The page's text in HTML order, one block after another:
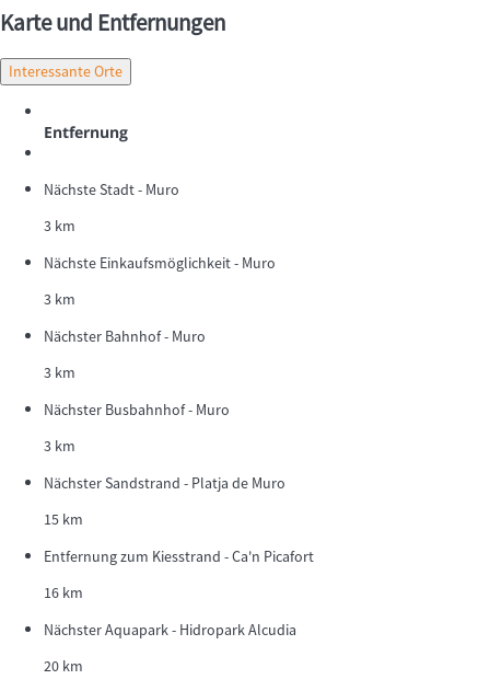
Karte und Entfernungen
Interessante Orte
Entfernung
Nächste Stadt - Muro
3 km
Nächste Einkaufsmöglichkeit - Muro
3 km
Nächster Bahnhof - Muro
3 km
Nächster Busbahnhof - Muro
3 km
Nächster Sandstrand - Platja de Muro
15 km
Entfernung zum Kiesstrand - Ca'n Picafort
16 km
Nächster Aquapark - Hidropark Alcudia
20 km